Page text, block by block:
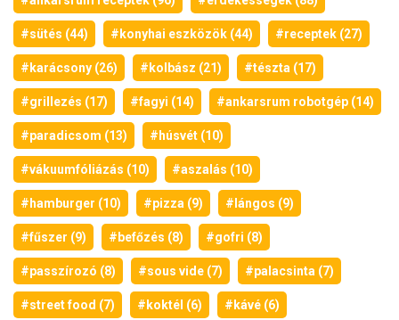
#sütés (44) #konyhai eszközök (44) #receptek (27)
#karácsony (26) #kolbász (21) #tészta (17)
#grillezés (17) #fagyi (14) #ankarsrum robotgép (14)
#paradicsom (13) #húsvét (10)
#vákuumfóliázás (10) #aszalás (10)
#hamburger (10) #pizza (9) #lángos (9)
#fűszer (9) #befőzés (8) #gofri (8)
#passzírozó (8) #sous vide (7) #palacsinta (7)
#street food (7) #koktél (6) #kávé (6)